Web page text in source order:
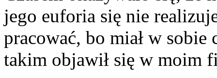
jego euforia się nie
pracować, bo miał w sobie
takim objawił się w moim